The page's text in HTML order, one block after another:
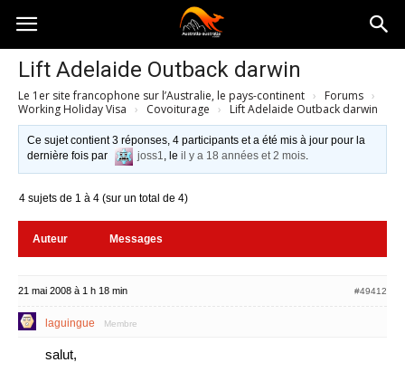
Australia-
australie.com
Lift Adelaide Outback darwin
Le 1er site francophone sur l’Australie, le pays-continent › Forums ›
Working Holiday Visa › Covoiturage › Lift Adelaide Outback darwin
Ce sujet contient 3 réponses, 4 participants et a été mis à jour pour la
dernière fois par
joss1, leil y a 18 années et 2 mois.
4 sujets de 1 à 4 (sur un total de 4)
Auteur Messages
21 mai 2008 à 1 h 18 min #49412
laguingue Membre
salut,